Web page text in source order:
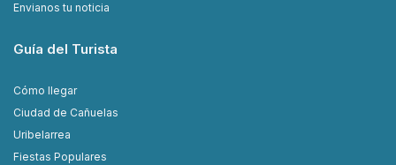
Envianos tu noticia
Guía del Turista
Cómo llegar
Ciudad de Cañuelas
Uribelarrea
Fiestas Populares